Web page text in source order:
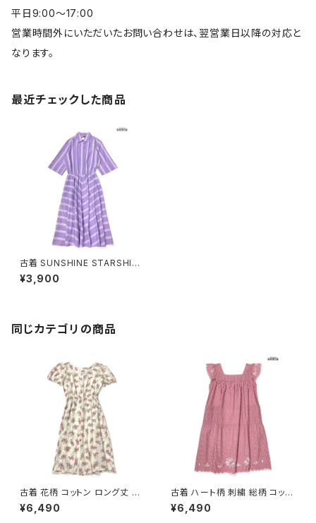
平日9:00～17:00
営業時間外にいただいたお問い合わせは、翌営業日以降の対応と
なります。
最近チェックした商品
古着 SUNSHINE STARSHINE
ストライプ柄 コットン ロング丈
半袖 ワンピース パステル 紫 (o
¥3,900
同じカテゴリの商品
古着 花柄 コットン ロング丈 半
袖 ワンピース ベージュ (oa26
07070)
¥6,490
古着 ハート柄 刺繍 総柄 コット
ン ロング丈 半袖 ワンピース ピ
ンク (otu2605084)
¥6,490